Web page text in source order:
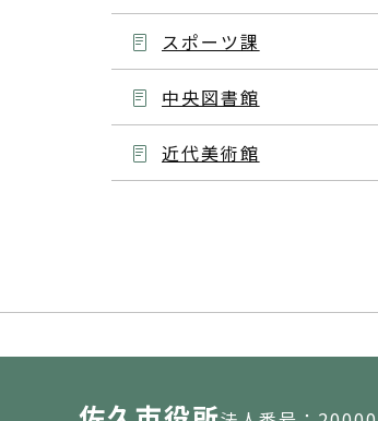
スポーツ課
中央図書館
近代美術館